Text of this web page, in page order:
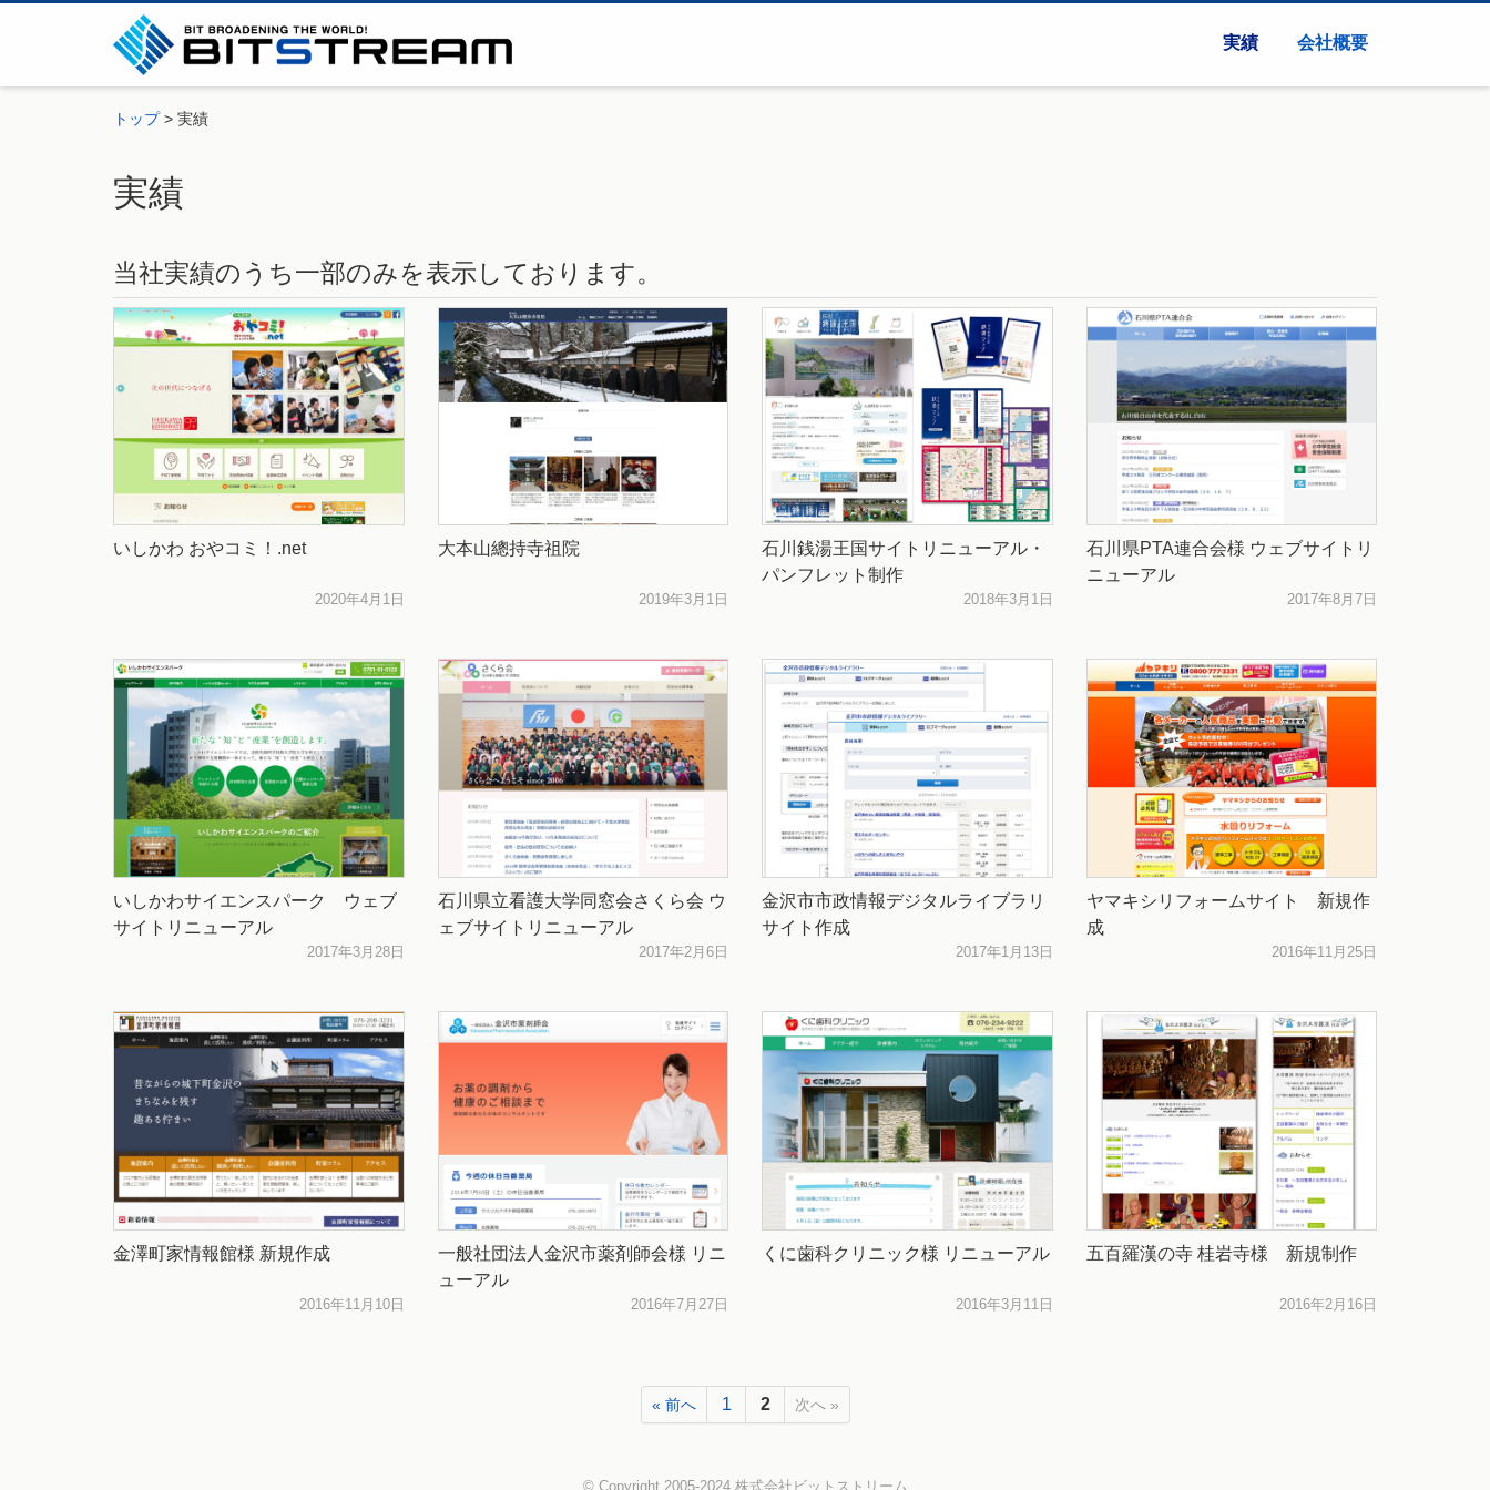
実績 会社概要
トップ 実績
実績
当社実績のうち一部のみを表示しております。
いしかわ おやコミ！.net
2020年4月1日
大本山總持寺祖院
2019年3月1日
石川銭湯王国サイトリニューアル・
パンフレット制作
2018年3月1日
石川県PTA連合会様 ウェブサイトリ
ニューアル
2017年8月7日
いしかわサイエンスパーク ウェブ
サイトリニューアル
2017年3月28日
石川県立看護大学同窓会さくら会 ウ
ェブサイトリニューアル
2017年2月6日
金沢市市政情報デジタルライブラリ
サイト作成
2017年1月13日
ヤマキシリフォームサイト 新規作
成
2016年11月25日
金澤町家情報館様 新規作成
2016年11月10日
一般社団法人金沢市薬剤師会様 リニ
ューアル
2016年7月27日
くに歯科クリニック様 リニューアル
2016年3月11日
五百羅漢の寺 桂岩寺様 新規制作
2016年2月16日
« 前へ 1 2 次へ »
© Copyright 2005-2024 株式会社ビットストリーム